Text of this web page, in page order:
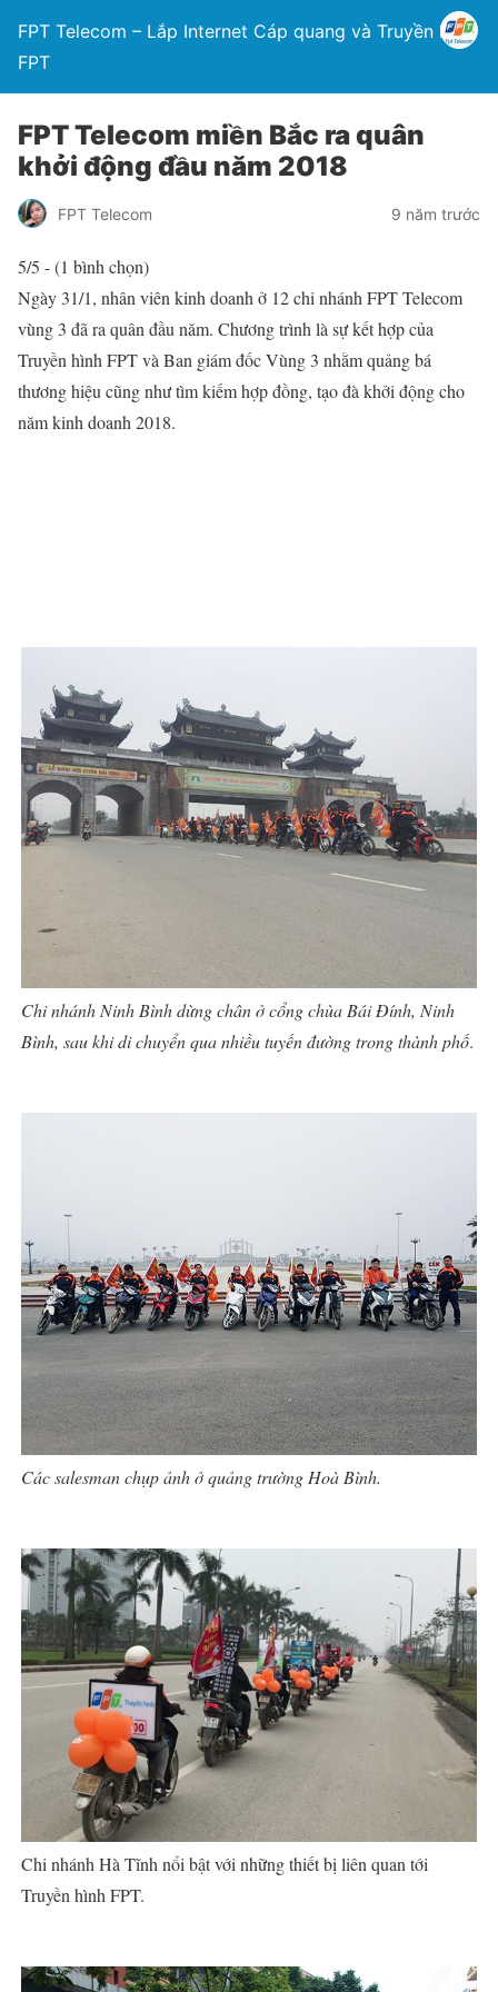
FPT Telecom – Lắp Internet Cáp quang và Truyền hình
FPT
FPT Telecom miền Bắc ra quân
khởi động đầu năm 2018
FPT Telecom 9 năm trước
5/5 - (1 bình chọn)
Ngày 31/1, nhân viên kinh doanh ở 12 chi nhánh FPT Telecom
vùng 3 đã ra quân đầu năm. Chương trình là sự kết hợp của
Truyền hình FPT và Ban giám đốc Vùng 3 nhằm quảng bá
thương hiệu cũng như tìm kiếm hợp đồng, tạo đà khởi động cho
năm kinh doanh 2018.
Chi nhánh Ninh Bình dừng chân ở cổng chùa Bái Đính, Ninh
Bình, sau khi di chuyển qua nhiều tuyến đường trong thành phố.
Các salesman chụp ảnh ở quảng trường Hoà Bình.
Chi nhánh Hà Tĩnh nổi bật với những thiết bị liên quan tới
Truyền hình FPT.